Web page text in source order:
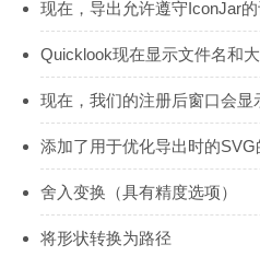
现在，导出允许遵守IconJar的
Quicklook现在显示文件名和大
现在，我们的注册后窗口会显
添加了用于优化导出时的SVG
舍入变换（具有精度选项）
将形状转换为路径